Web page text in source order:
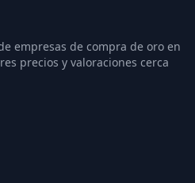
empresas de compra de oro en
precios y valoraciones cerca